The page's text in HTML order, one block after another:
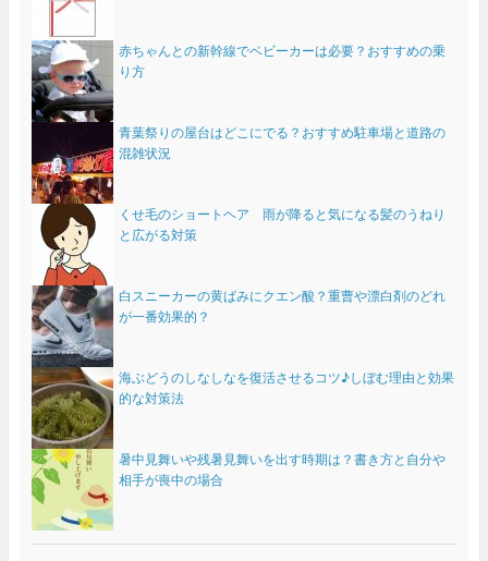
赤ちゃんとの新幹線でベビーカーは必要？おすすめの乗
り方
青葉祭りの屋台はどこにでる？おすすめ駐車場と道路の
混雑状況
くせ毛のショートヘア 雨が降ると気になる髪のうねり
と広がる対策
白スニーカーの黄ばみにクエン酸？重曹や漂白剤のどれ
が一番効果的？
海ぶどうのしなしなを復活させるコツ♪しぼむ理由と効果
的な対策法
暑中見舞いや残暑見舞いを出す時期は？書き方と自分や
相手が喪中の場合